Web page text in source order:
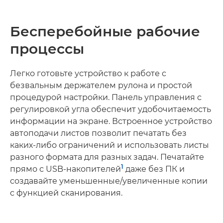
Бесперебойные рабочие
процессы
Легко готовьте устройство к работе с
безвальным держателем рулона и простой
процедурой настройки. Панель управления с
регулировкой угла обеспечит удобочитаемость
информации на экране. Встроенное устройство
автоподачи листов позволит печатать без
каких-либо ограничений и использовать листы
разного формата для разных задач. Печатайте
прямо с USB-накопителей1 даже без ПК и
создавайте уменьшенные/увеличенные копии
с функцией сканирования.